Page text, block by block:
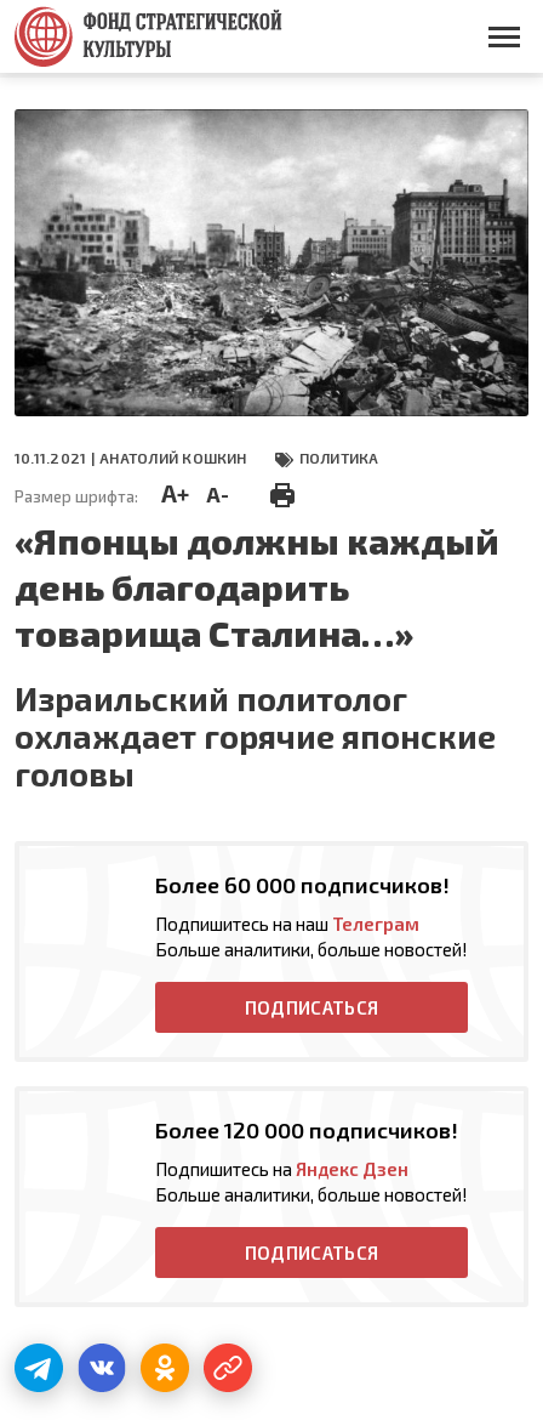
Перейти
основному
содержанию
Основная
10.11.2021 |АНАТОЛИЙ КОШКИН ПОЛИТИКА
Размер шрифта: A+ A-
«Японцы должны каждый
день благодарить
товарища Сталина…»
Израильский политолог
охлаждает горячие японские
головы
Более 60 000 подписчиков!
Подпишитесь на наш Телеграм
Больше аналитики, больше новостей!
ПОДПИСАТЬСЯ
Более 120 000 подписчиков!
Подпишитесь на Яндекс Дзен
Больше аналитики, больше новостей!
ПОДПИСАТЬСЯ